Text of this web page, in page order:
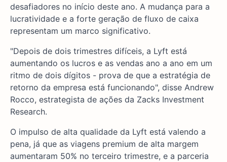
desafiadores no início deste ano. A mudança para a
lucratividade e a forte geração de fluxo de caixa
representam um marco significativo.
"Depois de dois trimestres difíceis, a Lyft está
aumentando os lucros e as vendas ano a ano em um
ritmo de dois dígitos - prova de que a estratégia de
retorno da empresa está funcionando", disse Andrew
Rocco, estrategista de ações da Zacks Investment
Research.
O impulso de alta qualidade da Lyft está valendo a
pena, já que as viagens premium de alta margem
aumentaram 50% no terceiro trimestre, e a parceria